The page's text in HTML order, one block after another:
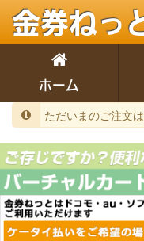
金券ねっ
ホーム
ただいまのご注文